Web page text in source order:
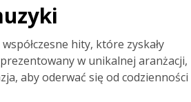
hity, które zyskały
w unikalnej aranżacji,
aby oderwać się od codzienności